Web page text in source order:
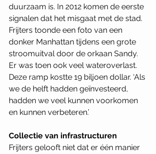
duurzaam is. In 2012 komen de eerste
signalen dat het misgaat met de stad.
Frijters toonde een foto van een
donker Manhattan tijdens een grote
stroomuitval door de orkaan Sandy.
Er was toen ook veel wateroverlast.
Deze ramp kostte 19 biljoen dollar. ‘Als
we de helft hadden geïnvesteerd,
hadden we veel kunnen voorkomen
en kunnen verbeteren.’
Collectie van infrastructuren
Frijters gelooft niet dat er één manier